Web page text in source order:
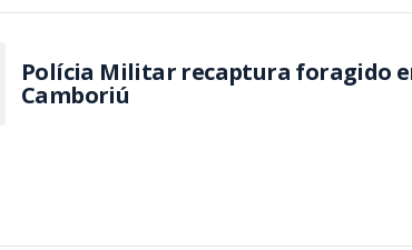
Polícia Militar recaptura foragido
Camboriú